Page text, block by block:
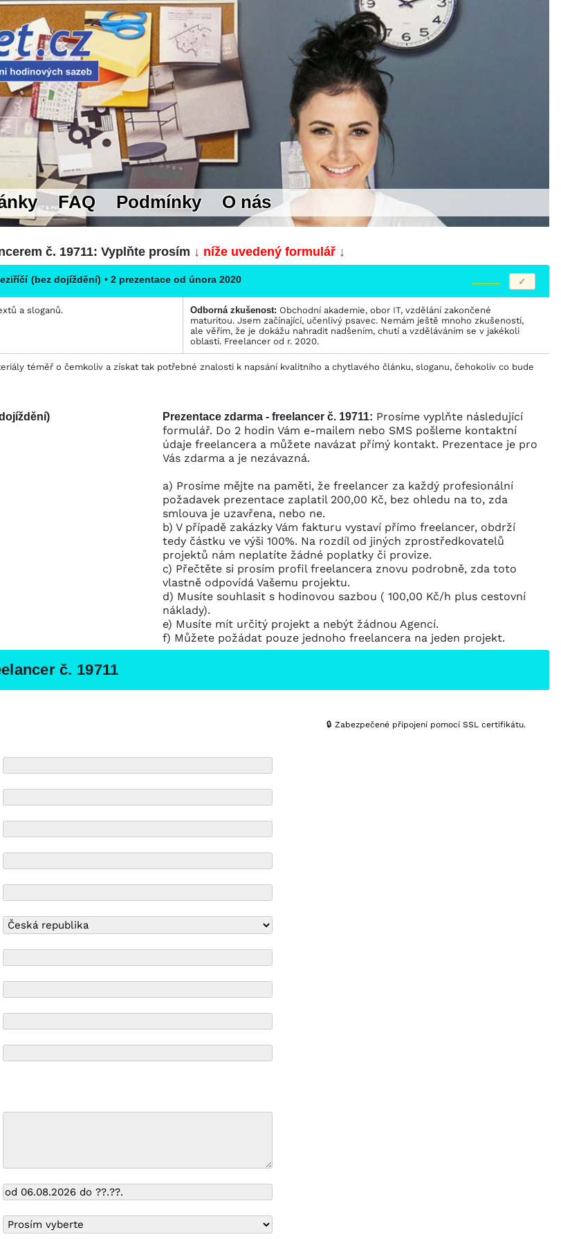
FAQ Podmínky O nás
č. 19711: Vyplňte prosím ↓ níže uvedený formulář ↓
(bez dojíždění) • 2 prezentace od února 2020
a sloganů. Odborná zkušenost: Obchodní akademie, obor IT, vzdělání zakončené
maturitou. Jsem začínající, učenlivý psavec. Nemám ještě mnoho zkušeností,
ale věřím, že je dokážu nahradit nadšením, chutí a vzděláváním se v jakékoli
oblasti. Freelancer od r. 2020.
téměř o čemkoliv a získat tak potřebné znalosti k napsání kvalitního a chytlavého článku, sloganu, čehokoliv co bude
Prezentace zdarma - freelancer č. 19711: Prosíme vyplňte následující
formulář. Do 2 hodin Vám e-mailem nebo SMS pošleme kontaktní
údaje freelancera a můžete navázat přímý kontakt. Prezentace je pro
Vás zdarma a je nezávazná.
a) Prosíme mějte na paměti, že freelancer za každý profesionální
požadavek prezentace zaplatil 200,00 Kč, bez ohledu na to, zda
smlouva je uzavřena, nebo ne.
b) V případě zakázky Vám fakturu vystaví přímo freelancer, obdrží
tedy částku ve výši 100%. Na rozdíl od jiných zprostředkovatelů
projektů nám neplatíte žádné poplatky či provize.
c) Přečtěte si prosím profil freelancera znovu podrobně, zda toto
vlastně odpovídá Vašemu projektu.
d) Musíte souhlasit s hodinovou sazbou ( 100,00 Kč/h plus cestovní
náklady).
e) Musíte mít určitý projekt a nebýt žádnou Agencí.
f) Můžete požádat pouze jednoho freelancera na jeden projekt.
č. 19711
🔒 Zabezpečené připojení pomocí SSL certifikátu.